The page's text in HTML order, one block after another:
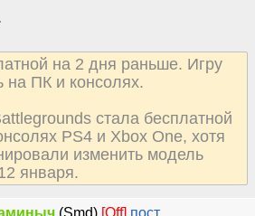
на 2 дня раньше. Игру
на ПК и консолях.
стала бесплатной
PS4 и Xbox One, хотя
изменить модель
января.
(Smd) [Off] пост